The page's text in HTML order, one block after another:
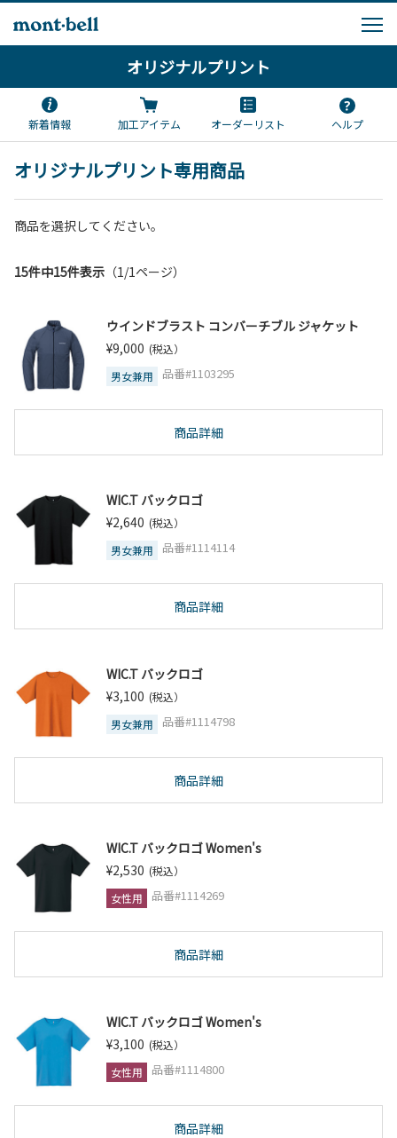
オリジナルプリント
新着情報 加工アイテム オーダーリスト ヘルプ
オリジナルプリント専用商品
商品を選択してください。
15件中15件表示 （1/1ページ）
ウインドブラスト コンバーチブル ジャケット
¥9,000 (税込）
男女兼用
品番#1103295
商品詳細
WIC.T バックロゴ
¥2,640 (税込）
男女兼用
品番#1114114
商品詳細
WIC.T バックロゴ
¥3,100 (税込）
男女兼用
品番#1114798
商品詳細
WIC.T バックロゴ Women's
¥2,530 (税込）
女性用
品番#1114269
商品詳細
WIC.T バックロゴ Women's
¥3,100 (税込）
女性用
品番#1114800
商品詳細